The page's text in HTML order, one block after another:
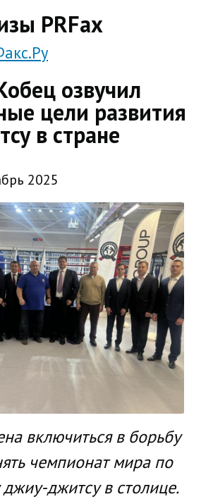
PRFax
озвучил
цели развития
в стране
2025
включиться в борьбу
чемпионат мира по
джитсу в столице.